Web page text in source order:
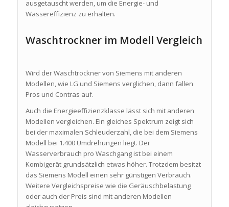
ausgetauscht werden, um die Energie- und
Wassereffizienz zu erhalten.
Waschtrockner im Modell Vergleich
Wird der Waschtrockner von Siemens mit anderen
Modellen, wie LG und Siemens verglichen, dann fallen
Pros und Contras auf.
Auch die Energieeffizienzklasse lässt sich mit anderen
Modellen vergleichen. Ein gleiches Spektrum zeigt sich
bei der maximalen Schleuderzahl, die bei dem Siemens
Modell bei 1.400 Umdrehungen liegt. Der
Wasserverbrauch pro Waschgang ist bei einem
Kombigerät grundsätzlich etwas höher. Trotzdem besitzt
das Siemens Modell einen sehr günstigen Verbrauch.
Weitere Vergleichspreise wie die Geräuschbelastung
oder auch der Preis sind mit anderen Modellen